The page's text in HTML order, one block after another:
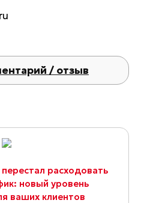
/ отзыв
расходовать
новый уровень
ваших клиентов